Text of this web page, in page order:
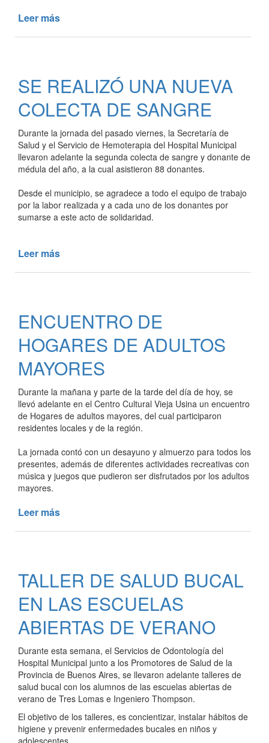
Leer más
VACACIONES
PARA
PERSONAS
SE REALIZÓ UNA NUEVA
COLECTA DE SANGRE
Durante la jornada del pasado viernes, la Secretaría de
Salud y el Servicio de Hemoterapia del Hospital Municipal
llevaron adelante la segunda colecta de sangre y donante de
médula del año, a la cual asistieron 88 donantes.
Desde el municipio, se agradece a todo el equipo de trabajo
por la labor realizada y a cada uno de los donantes por
sumarse a este acto de solidaridad.
Leer más
COLECTA
DE
SANGRE
ENCUENTRO DE
HOGARES DE ADULTOS
MAYORES
Durante la mañana y parte de la tarde del día de hoy, se
llevó adelante en el Centro Cultural Vieja Usina un encuentro
de Hogares de adultos mayores, del cual participaron
residentes locales y de la región.
La jornada contó con un desayuno y almuerzo para todos los
presentes, además de diferentes actividades recreativas con
música y juegos que pudieron ser disfrutados por los adultos
mayores.
Leer más
ADULTOS
MAYORES
TALLER DE SALUD BUCAL
EN LAS ESCUELAS
ABIERTAS DE VERANO
Durante esta semana, el Servicios de Odontología del
Hospital Municipal junto a los Promotores de Salud de la
Provincia de Buenos Aires, se llevaron adelante talleres de
salud bucal con los alumnos de las escuelas abiertas de
verano de Tres Lomas e Ingeniero Thompson.
El objetivo de los talleres, es concientizar, instalar hábitos de
higiene y prevenir enfermedades bucales en niños y
adolescentes.